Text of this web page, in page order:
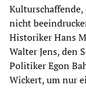
Kulturschaffende,
nicht
Historiker Hans
Walter Jens, den
Politiker Egon
Wickert, um nur